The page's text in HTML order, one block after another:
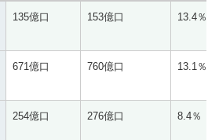
総口数
総口数
総口数
135億口 153億口 13.4％
671億口 760億口 13.1％
254億口 276億口 8.4％